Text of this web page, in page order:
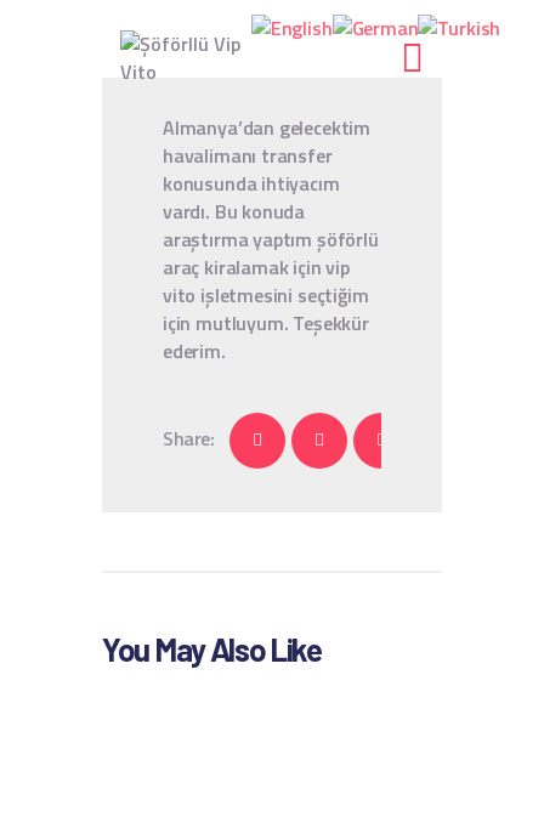
ANASAYFA
HAKKIMIZDA
HIZMETLER
GALERI
İLETIŞIM
Almanya’dan gelecektim
havalimanı transfer
konusunda ihtiyacım
vardı. Bu konuda
araştırma yaptım şöförlü
araç kiralamak için vip
vito işletmesini seçtiğim
için mutluyum. Teşekkür
ederim.
Share:
You May Also Like